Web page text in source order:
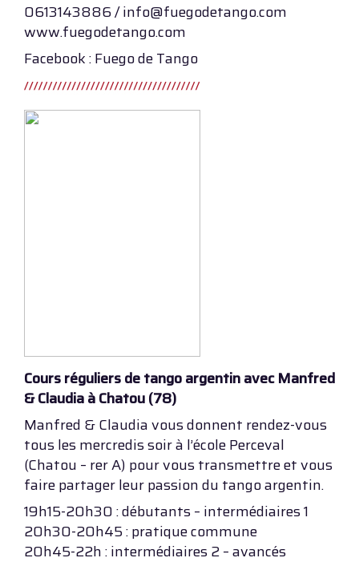
0613143886 / info@fuegodetango.com
www.fuegodetango.com
Facebook : Fuego de Tango
Cours réguliers de tango argentin avec Manfred
& Claudia à Chatou (78)
Manfred & Claudia vous donnent rendez-vous
tous les mercredis soir à l’école Perceval
(Chatou – rer A) pour vous transmettre et vous
faire partager leur passion du tango argentin.
19h15-20h30 : débutants – intermédiaires 1
20h30-20h45 : pratique commune
20h45-22h : intermédiaires 2 – avancés